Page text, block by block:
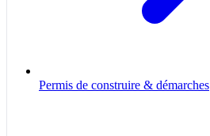
Permis de construire & démarches